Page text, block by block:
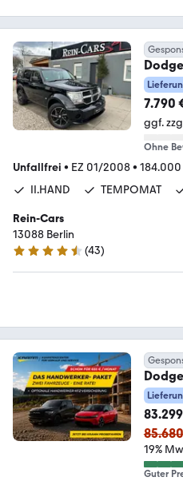
SE/
A/
7.790
ggf.
Ohne
Unfallfrei • EZ 01/2008• 184.000
II.HAND
TEMPOMAT
Rein-Cars
13088 Berlin
4.7 Sterne
(43)
19%
Guter